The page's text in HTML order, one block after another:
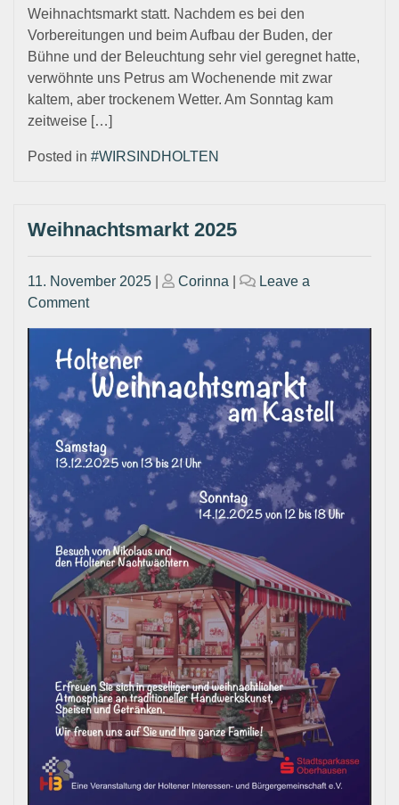
Weihnachtsmarkt statt. Nachdem es bei den
Vorbereitungen und beim Aufbau der Buden, der
Bühne und der Beleuchtung sehr viel geregnet hatte,
verwöhnte uns Petrus am Wochenende mit zwar
kaltem, aber trockenem Wetter. Am Sonntag kam
zeitweise […]
Posted in #WIRSINDHOLTEN
Weihnachtsmarkt 2025
Posted
on
11. November 2025
Posted
Corinna
Leave a
Commenton
2025